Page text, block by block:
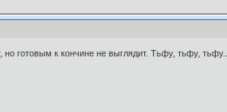
готовым к кончине не выглядит. Тьфу, тьфу, тьфу...